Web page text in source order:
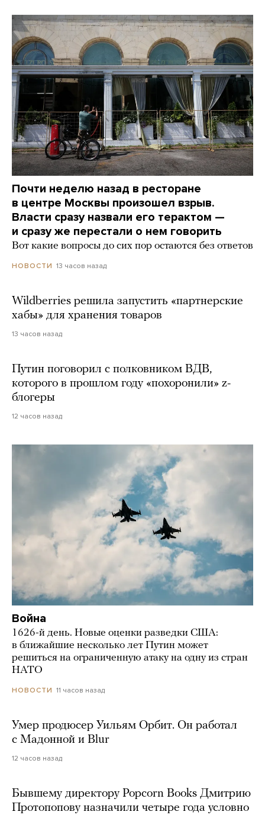
Почти неделю назад в ресторане
в центре Москвы произошел взрыв.
Власти сразу назвали его терактом —
и сразу же перестали о нем говорить
Вот какие вопросы до сих пор остаются без ответов
НОВОСТИ 13 часов назад
Wildberries решила запустить «партнерские
хабы» для хранения товаров
13 часов назад
Путин поговорил с полковником ВДВ,
которого в прошлом году «похоронили» z-
блогеры
12 часов назад
Война
1626-й день. Новые оценки разведки США:
в ближайшие несколько лет Путин может
решиться на ограниченную атаку на одну из стран
НАТО
НОВОСТИ 11 часов назад
Умер продюсер Уильям Орбит. Он работал
с Мадонной и Blur
12 часов назад
Бывшему директору Popcorn Books Дмитрию
Протопопову назначили четыре года условно